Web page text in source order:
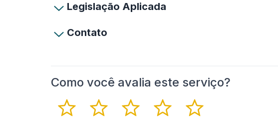
Legislação Aplicada
Contato
Como você avalia este serviço?